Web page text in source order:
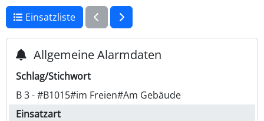
Einsatzliste
Allgemeine Alarmdaten
Schlag/Stichwort
B 3 - #B1015#im Freien#Am Gebäude
Einsatzart